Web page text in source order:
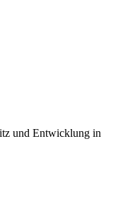
und Entwicklung in